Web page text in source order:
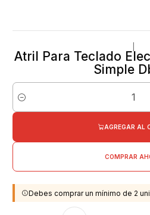
Atril Para Teclado
Simple
Cantidad
AGREGAR AL
COMPRAR
Debes comprar un mínimo de 2